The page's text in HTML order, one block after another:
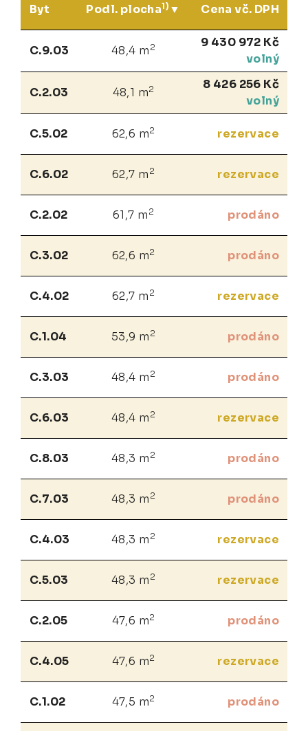
Byt Podl. plocha1) Cena vč. DPH
C.9.03 48,4 m 2
9 430 972 Kč
volný
C.2.03 48,1 m2
8 426 256 Kč
volný
C.5.02 62,6 m2 rezervace
C.6.02 62,7 m 2 rezervace
C.2.02 61,7 m 2 prodáno
C.3.02 62,6 m2 prodáno
C.4.02 62,7 m 2 rezervace
C.1.04 53,9 m 2 prodáno
C.3.03 48,4 m 2 prodáno
C.6.03 48,4 m 2 rezervace
C.8.03 48,3 m 2 prodáno
C.7.03 48,3 m 2 prodáno
C.4.03 48,3 m 2 rezervace
C.5.03 48,3 m 2 rezervace
C.2.05 47,6 m2 prodáno
C.4.05 47,6 m2 rezervace
C.1.02 47,5 m2 prodáno